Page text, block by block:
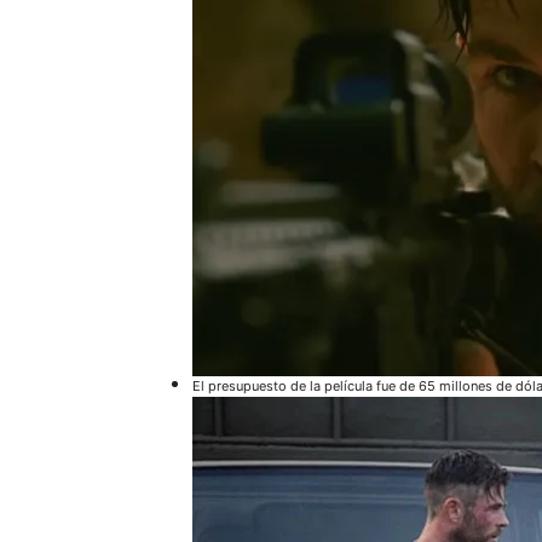
El presupuesto de la película fue de 65 millones de